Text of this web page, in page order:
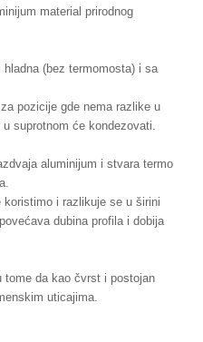
material prirodnog
(bez termomosta) i sa
pozicije gde nema razlike u
suprotnom će kondezovati.
aluminijum i stvara termo
i razlikuje se u širini
dubina profila i dobija
tome da kao čvrst i postojan
uticajima.